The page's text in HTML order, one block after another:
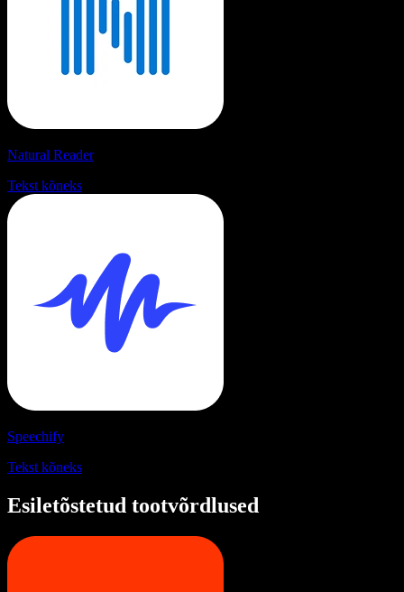
Natural Reader
Tekst kõneks
Speechify
Tekst kõneks
Esiletõstetud tootvõrdlused